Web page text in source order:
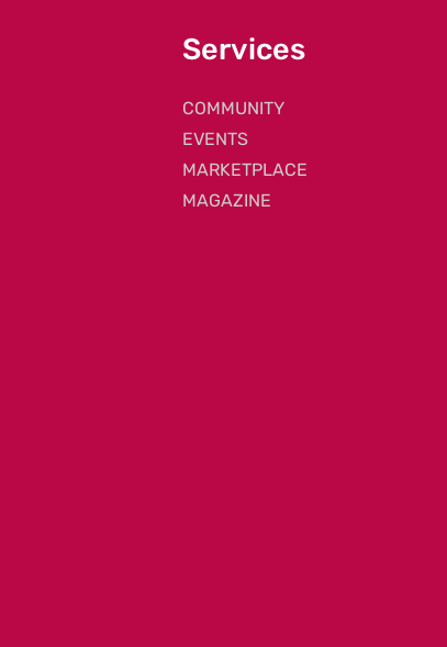
Services
COMMUNITY
EVENTS
MARKETPLACE
MAGAZINE